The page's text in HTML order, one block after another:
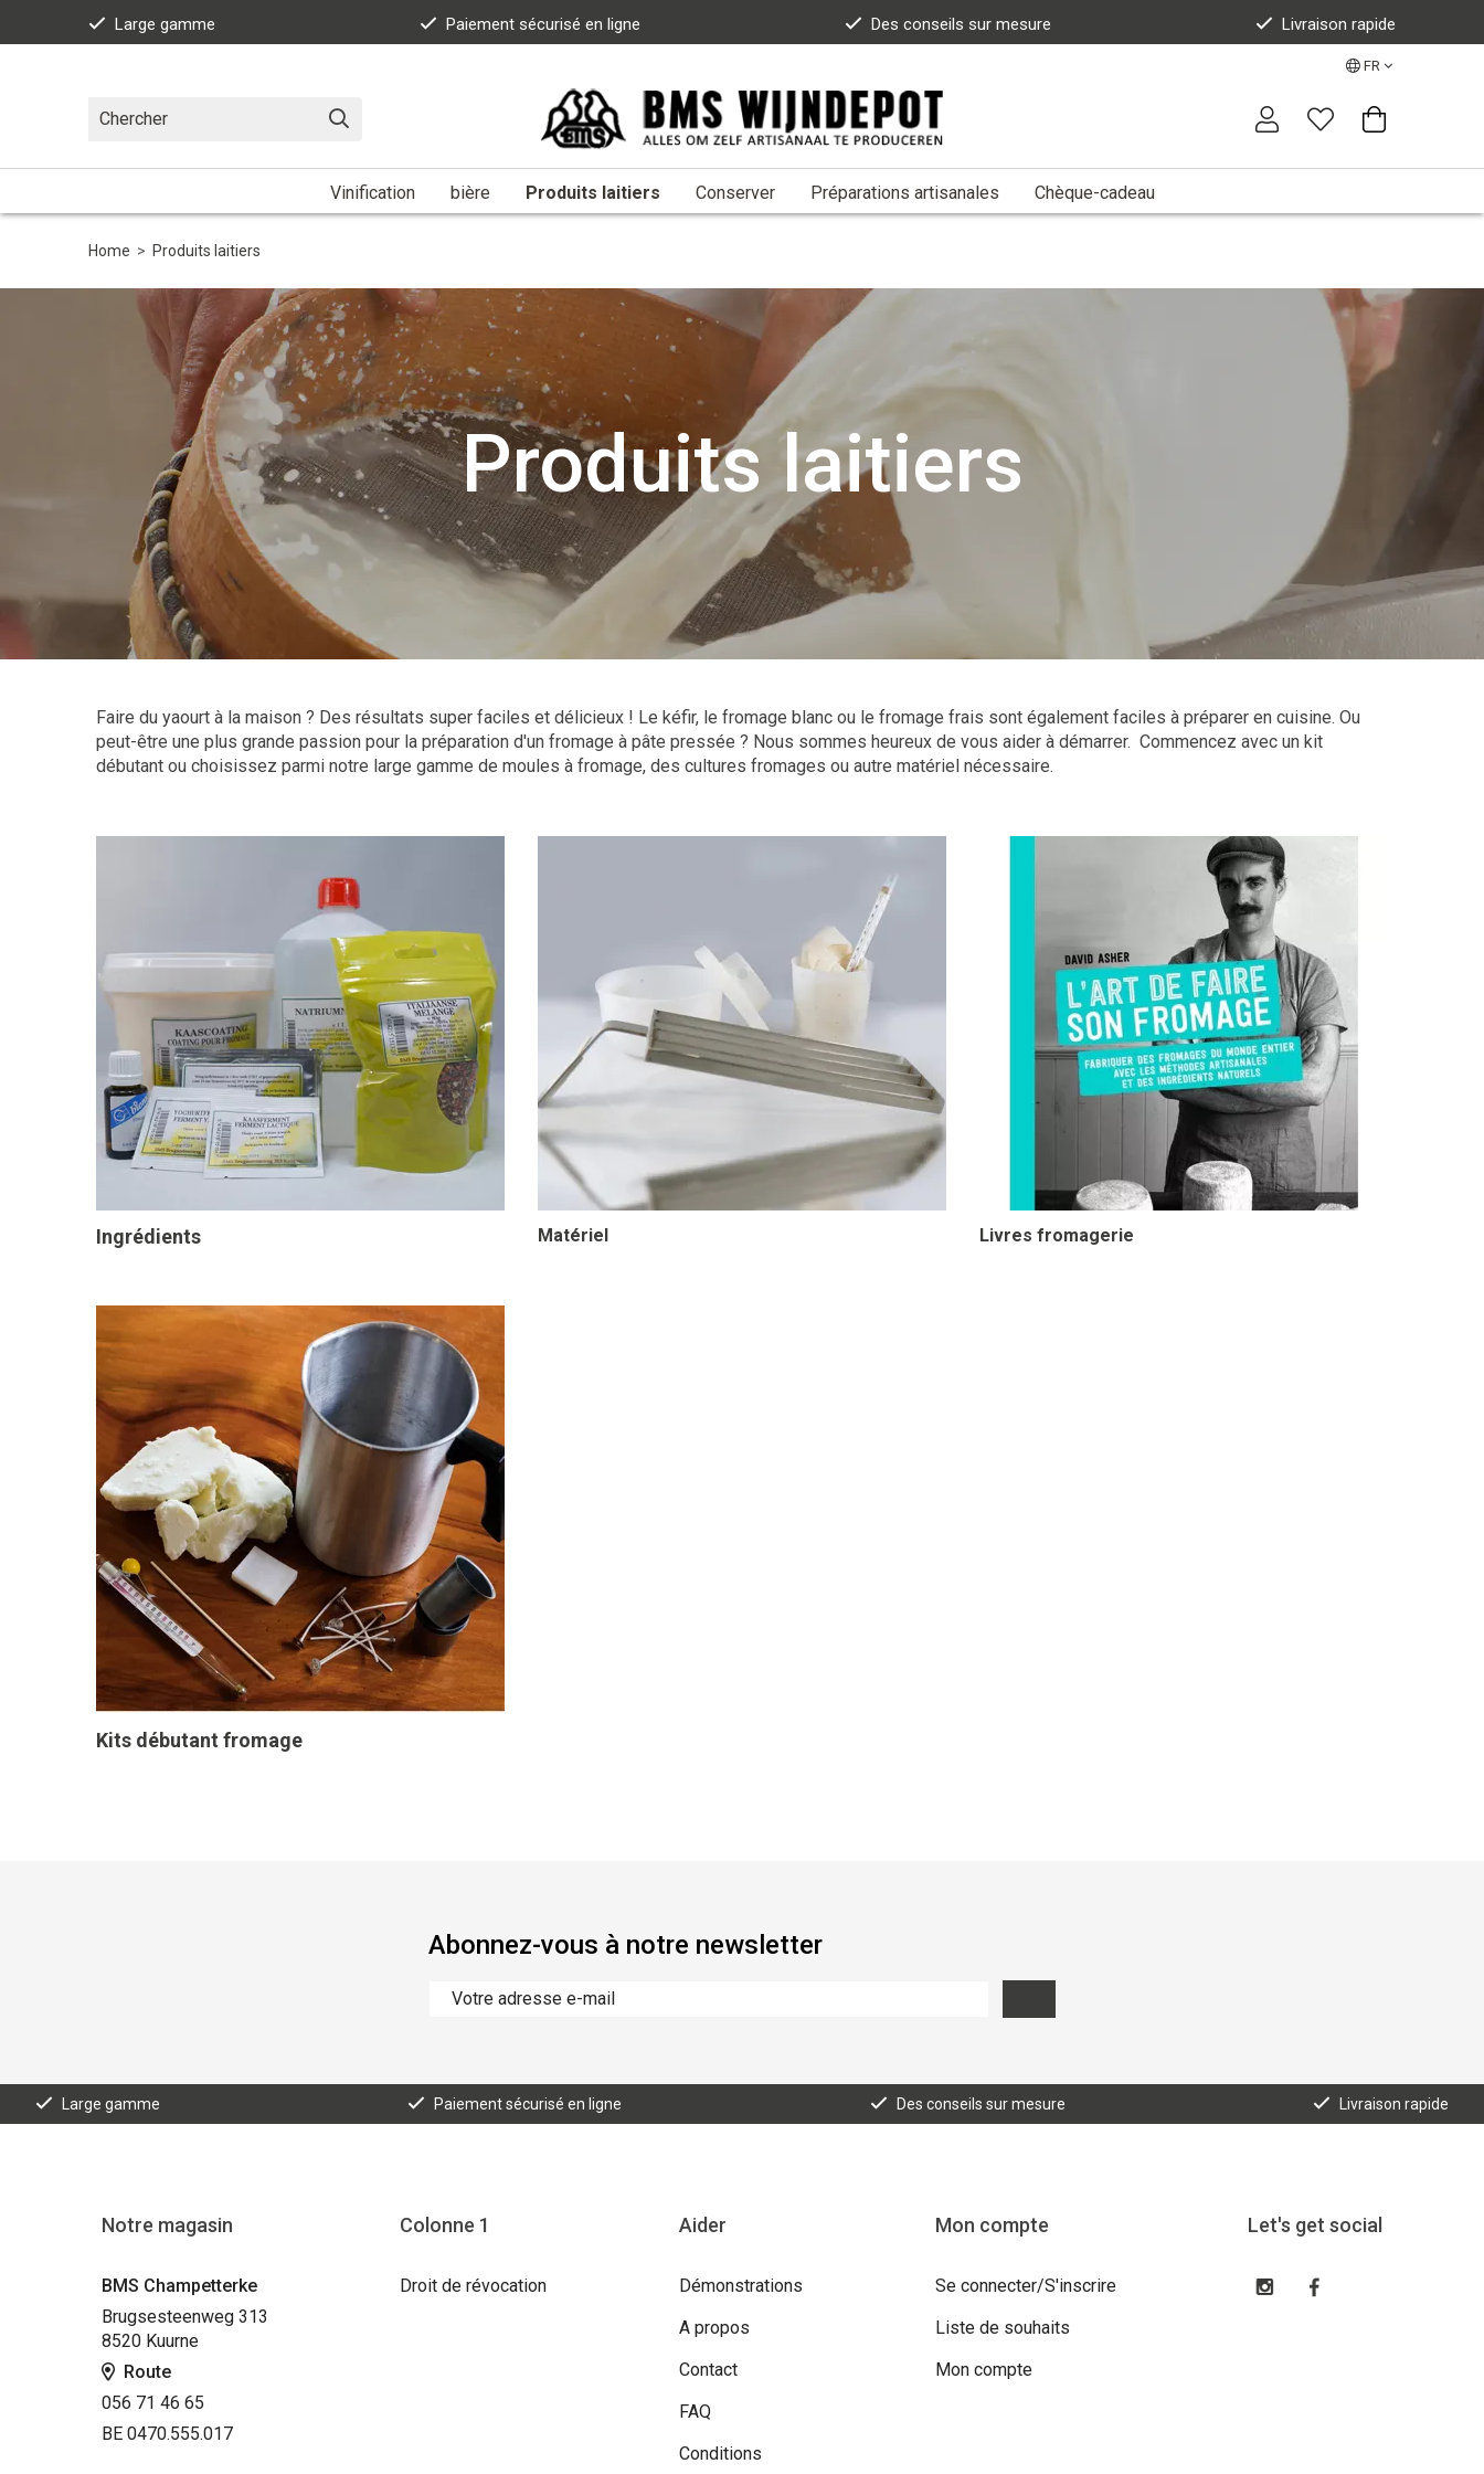
Large gamme Paiement sécurisé en ligne Des conseils sur mesure Livraison rapide
FR
Vinification bière Produits laitiers Conserver Préparations artisanales Chèque-cadeau
Home > Produits laitiers
Produits laitiers
Faire du yaourt à la maison ? Des résultats super faciles et délicieux ! Le kéfir, le fromage blanc ou le fromage frais sont également faciles à préparer en cuisine. Ou
peut-être une plus grande passion pour la préparation d'un fromage à pâte pressée ? Nous sommes heureux de vous aider à démarrer. Commencez avec un kit
débutant ou choisissez parmi notre large gamme de moules à fromage, des cultures fromages ou autre matériel nécessaire.
Ingrédients Matériel Livres fromagerie
Kits débutant fromage
Abonnez-vous à notre newsletter
Large gamme Paiement sécurisé en ligne Des conseils sur mesure Livraison rapide
Notre magasin
BMS Champetterke
Brugsesteenweg 313
8520 Kuurne
Route
056 71 46 65
BE 0470.555.017
Colonne 1
Droit de révocation
Aider
Démonstrations
A propos
Contact
FAQ
Conditions
Mon compte
Se connecter/S'inscrire
Liste de souhaits
Mon compte
Let's get social